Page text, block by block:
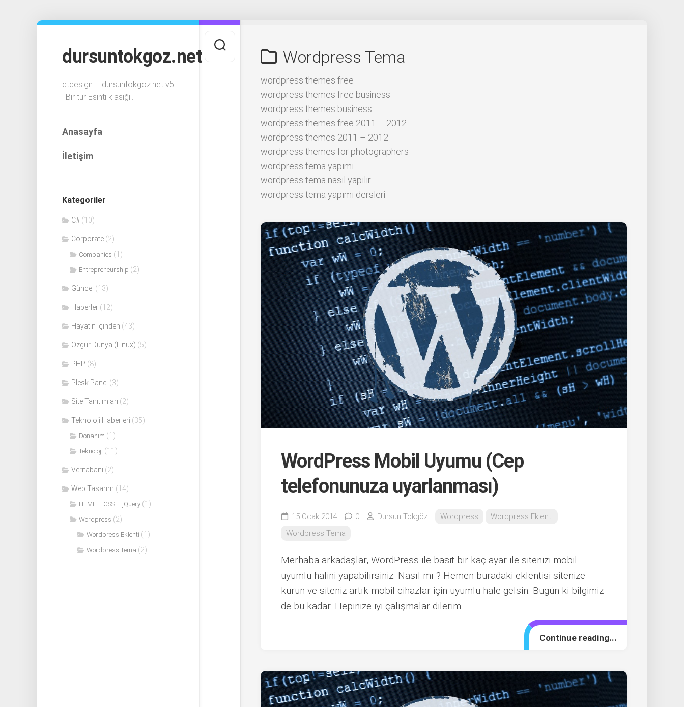
dursuntokgoz.net
dtdesign – dursuntokgoz.net v5
| Bir tür Esinti klasiği..
Anasayfa
İletişim
Kategoriler
C# (10)
Corporate (2)
Companies (1)
Entrepreneurship (2)
Güncel (13)
Haberler (12)
Hayatın İçinden (43)
Özgür Dünya (Linux) (5)
PHP (8)
Plesk Panel (3)
Site Tanıtımları (2)
Teknoloji Haberleri (35)
Donanım (1)
Teknoloji (11)
Veritabanı (2)
Web Tasarım (14)
HTML – CSS – jQuery (1)
Wordpress (2)
Wordpress Eklenti (1)
Wordpress Tema (2)
Wordpress Tema
wordpress themes free
wordpress themes free business
wordpress themes business
wordpress themes free 2011 – 2012
wordpress themes 2011 – 2012
wordpress themes for photographers
wordpress tema yapımı
wordpress tema nasıl yapılır
wordpress tema yapımı dersleri
WordPress Mobil Uyumu (Cep
telefonunuza uyarlanması)
15 Ocak 2014 0 Dursun Tokgöz Wordpress
Wordpress Eklenti
Wordpress Tema
Merhaba arkadaşlar, WordPress ile basit bir kaç ayar ile sitenizi mobil
uyumlu halini yapabilirsiniz. Nasıl mı ? Hemen buradaki eklentisi sitenize
kurun ve siteniz artık mobil cihazlar için uyumlu hale gelsin. Bugün ki bilgimiz
de bu kadar. Hepinize iyi çalışmalar dilerim
Continue reading...